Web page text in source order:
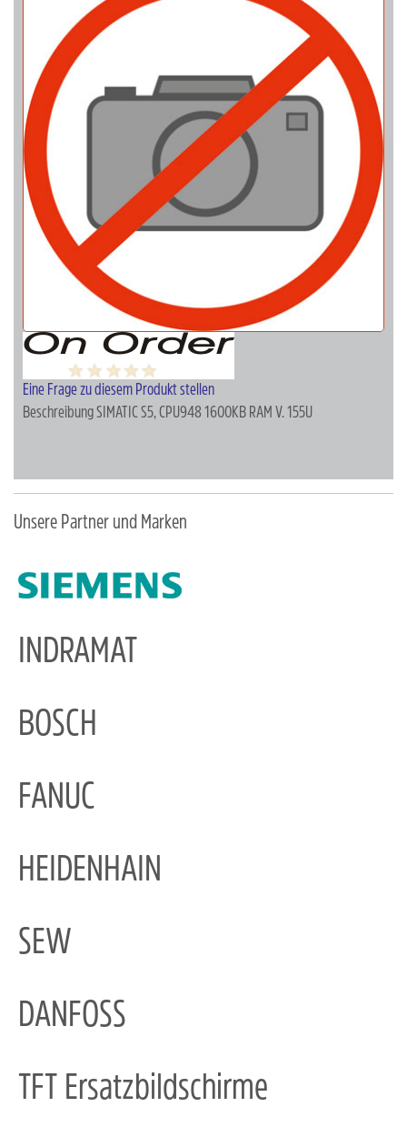
Eine Frage zu diesem Produkt stellen
BeschreibungSIMATIC S5, CPU948 1600KB RAM V. 155U
Unsere Partner und Marken
INDRAMAT
BOSCH
FANUC
HEIDENHAIN
SEW
DANFOSS
TFT Ersatzbildschirme